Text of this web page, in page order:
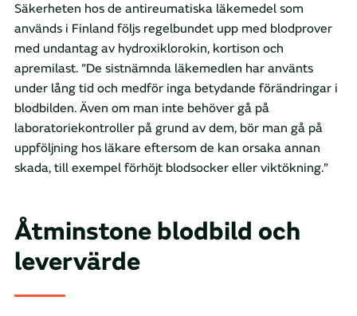
Säkerheten hos de antireumatiska läkemedel som
används i Finland följs regelbundet upp med blodprover
med undantag av hydroxiklorokin, kortison och
apremilast. ”De sistnämnda läkemedlen har använts
under lång tid och medför inga betydande förändringar i
blodbilden. Även om man inte behöver gå på
laboratoriekontroller på grund av dem, bör man gå på
uppföljning hos läkare eftersom de kan orsaka annan
skada, till exempel förhöjt blodsocker eller viktökning.”
Åtminstone blodbild och
levervärde